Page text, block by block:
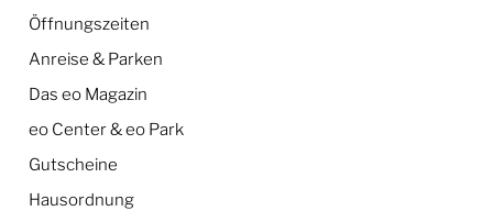
Öffnungszeiten
Anreise & Parken
Das eo Magazin
eo Center & eo Park
Gutscheine
Hausordnung